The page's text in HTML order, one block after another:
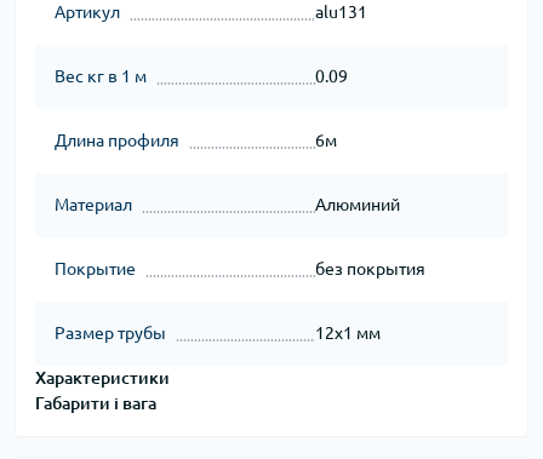
Артикул alu131
Вес кг в 1 м 0.09
Длина профиля 6м
Материал Алюминий
Покрытие без покрытия
Размер трубы 12х1 мм
Характеристики
Габарити і вага